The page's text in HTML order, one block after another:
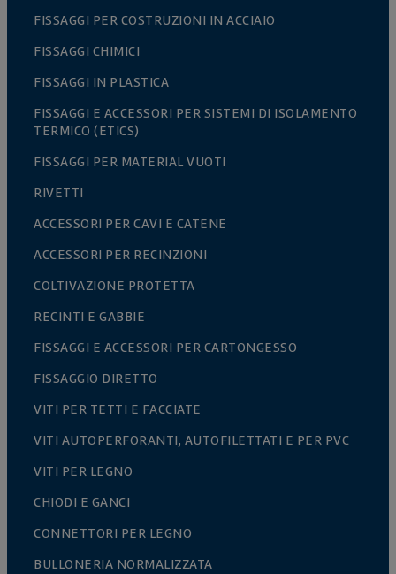
FISSAGGI PER COSTRUZIONI IN ACCIAIO
FISSAGGI CHIMICI
FISSAGGI IN PLASTICA
FISSAGGI E ACCESSORI PER SISTEMI DI ISOLAMENTO
TERMICO (ETICS)
FISSAGGI PER MATERIAL VUOTI
RIVETTI
ACCESSORI PER CAVI E CATENE
ACCESSORI PER RECINZIONI
COLTIVAZIONE PROTETTA
RECINTI E GABBIE
FISSAGGI E ACCESSORI PER CARTONGESSO
FISSAGGIO DIRETTO
VITI PER TETTI E FACCIATE
VITI AUTOPERFORANTI, AUTOFILETTATI E PER PVC
VITI PER LEGNO
CHIODI E GANCI
CONNETTORI PER LEGNO
BULLONERIA NORMALIZZATA